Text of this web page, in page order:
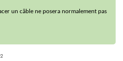
un câble ne posera normalement pas